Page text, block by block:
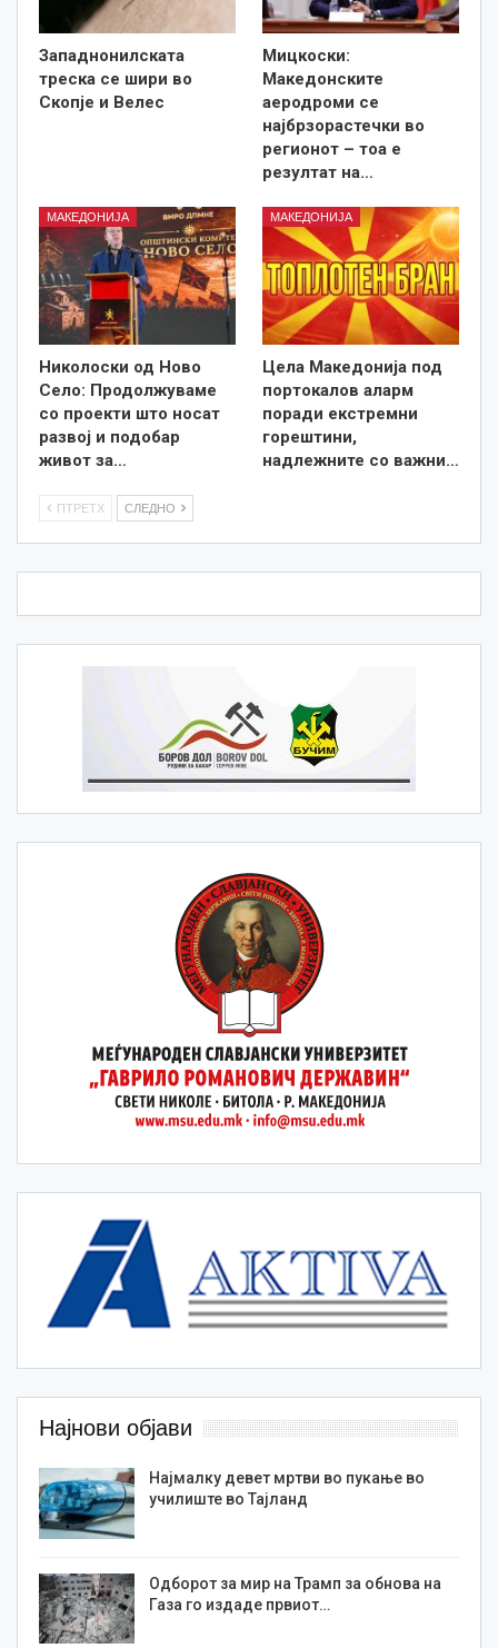
Западнонилската
треска се шири во
Скопје и Велес
Мицкоски:
Македонските
аеродроми се
најбрзорастечки во
регионот – тоа е
резултат на…
МАКЕДОНИЈА
Николоски од Ново
Село: Продолжуваме
со проекти што носат
развој и подобар
живот за…
МАКЕДОНИЈА
Цела Македонија под
портокалов аларм
поради екстремни
горештини,
надлежните со важни…
ПТРЕТХ СЛЕДНО
Најнови објави
Најмалку девет мртви во пукање во
училиште во Тајланд
Одборот за мир на Трамп за обнова на
Газа го издаде првиот…